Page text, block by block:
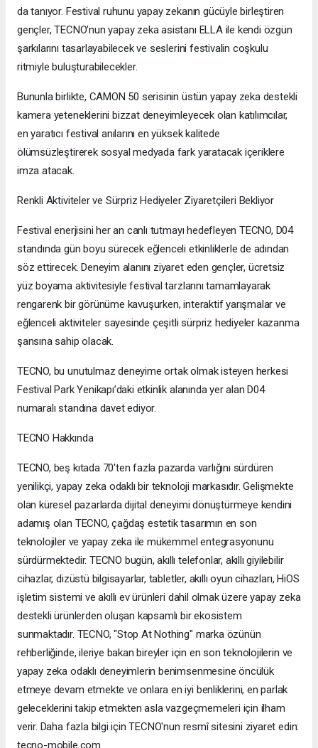
da tanıyor. Festival ruhunu yapay zekanın gücüyle birleştiren
gençler, TECNO’nun yapay zeka asistanı ELLA ile kendi özgün
şarkılarını tasarlayabilecek ve seslerini festivalin coşkulu
ritmiyle buluşturabilecekler.
Bununla birlikte, CAMON 50 serisinin üstün yapay zeka destekli
kamera yeteneklerini bizzat deneyimleyecek olan katılımcılar,
en yaratıcı festival anılarını en yüksek kalitede
ölümsüzleştirerek sosyal medyada fark yaratacak içeriklere
imza atacak.
Renkli Aktiviteler ve Sürpriz Hediyeler Ziyaretçileri Bekliyor
Festival enerjisini her an canlı tutmayı hedefleyen TECNO, D04
standında gün boyu sürecek eğlenceli etkinliklerle de adından
söz ettirecek. Deneyim alanını ziyaret eden gençler, ücretsiz
yüz boyama aktivitesiyle festival tarzlarını tamamlayarak
rengarenk bir görünüme kavuşurken, interaktif yarışmalar ve
eğlenceli aktiviteler sayesinde çeşitli sürpriz hediyeler kazanma
şansına sahip olacak.
TECNO, bu unutulmaz deneyime ortak olmak isteyen herkesi
Festival Park Yenikapı’daki etkinlik alanında yer alan D04
numaralı standına davet ediyor.
TECNO Hakkında
TECNO, beş kıtada 70'ten fazla pazarda varlığını sürdüren
yenilikçi, yapay zeka odaklı bir teknoloji markasıdır. Gelişmekte
olan küresel pazarlarda dijital deneyimi dönüştürmeye kendini
adamış olan TECNO, çağdaş estetik tasarımın en son
teknolojiler ve yapay zeka ile mükemmel entegrasyonunu
sürdürmektedir. TECNO bugün, akıllı telefonlar, akıllı giyilebilir
cihazlar, dizüstü bilgisayarlar, tabletler, akıllı oyun cihazları, HiOS
işletim sistemi ve akıllı ev ürünleri dahil olmak üzere yapay zeka
destekli ürünlerden oluşan kapsamlı bir ekosistem
sunmaktadır. TECNO, "Stop At Nothing" marka özünün
rehberliğinde, ileriye bakan bireyler için en son teknolojilerin ve
yapay zeka odaklı deneyimlerin benimsenmesine öncülük
etmeye devam etmekte ve onlara en iyi benliklerini, en parlak
geleceklerini takip etmekten asla vazgeçmemeleri için ilham
verir. Daha fazla bilgi için TECNO'nun resmî sitesini ziyaret edin:
tecno-mobile.com